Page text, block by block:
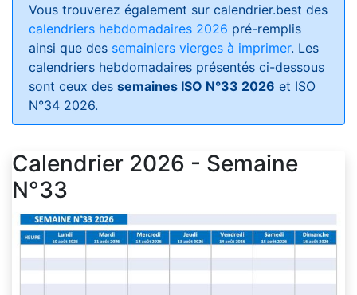
Vous trouverez également sur calendrier.best des
calendriers hebdomadaires 2026 pré-remplis
ainsi que des semainiers vierges à imprimer. Les
calendriers hebdomadaires présentés ci-dessous
sont ceux des semaines ISO N°33 2026 et ISO
N°34 2026.
Calendrier 2026 - Semaine
N°33